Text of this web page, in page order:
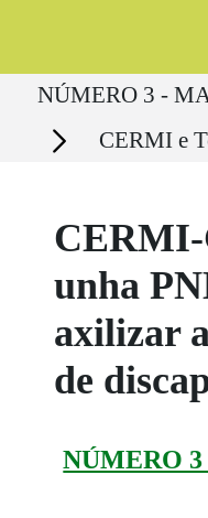
Ruta del sitio
NÚMERO 3 -
Secciones CERMI e
CERMI-
unha
axilizar
de
NÚMERO